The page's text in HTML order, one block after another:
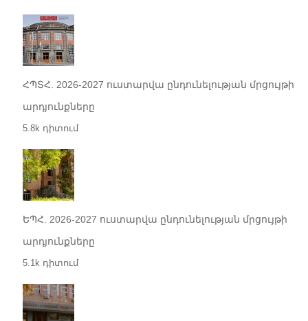
ՀՊՏՀ. 2026-2027 ուստարվա ընդունելության մրցույթի
արդյունքները
5.8k դիտում
ԵՊՀ. 2026-2027 ուստարվա ընդունելության մրցույթի
արդյունքները
5.1k դիտում